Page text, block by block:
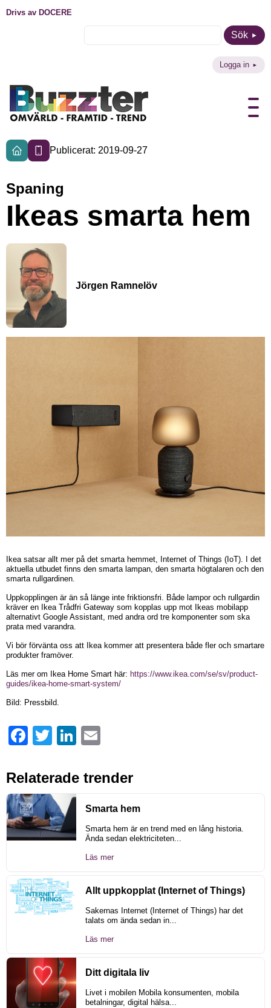
Drivs av DOCERE
Sök
Logga in
Publicerat: 2019-09-27
Spaning
Ikeas smarta hem
Jörgen Ramnelöv
Ikea satsar allt mer på det smarta hemmet, Internet of Things (IoT). I det
aktuella utbudet finns den smarta lampan, den smarta högtalaren och den
smarta rullgardinen.
Uppkopplingen är än så länge inte friktionsfri. Både lampor och rullgardin
kräver en Ikea Trådfri Gateway som kopplas upp mot Ikeas mobilapp
alternativt Google Assistant, med andra ord tre komponenter som ska
prata med varandra.
Vi bör förvänta oss att Ikea kommer att presentera både fler och smartare
produkter framöver.
Läs mer om Ikea Home Smart här: https://www.ikea.com/se/sv/product-
guides/ikea-home-smart-system/
Bild: Pressbild.
FacebookTwitter LinkedIn
Relaterade trender
Smarta hem
Smarta hem är en trend med en lång historia.
Ända sedan elektriciteten...
Läs mer
Allt uppkopplat (Internet of Things)
Sakernas Internet (Internet of Things) har det
talats om ända sedan in...
Läs mer
Ditt digitala liv
Livet i mobilen Mobila konsumenten, mobila
betalningar, digital hälsa...